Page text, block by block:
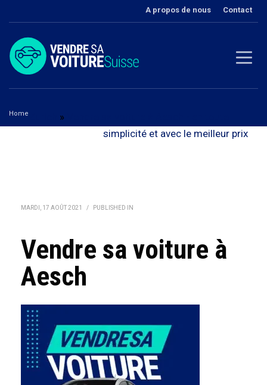
A propos de nous Contact
Home »
simplicité et avec le meilleur prix
MARDI, 17 AOÛT 2021 / PUBLISHED IN
Vendre sa voiture à
Aesch